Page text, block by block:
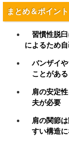
まとめ＆ポイント
習慣性脱
によるため
バンザイ
ことがある
肩の安定
夫が必要
肩の関節
すい構造に